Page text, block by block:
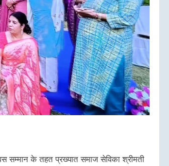
सम्मान के तहत प्रख्यात समाज सेविका श्रीमती